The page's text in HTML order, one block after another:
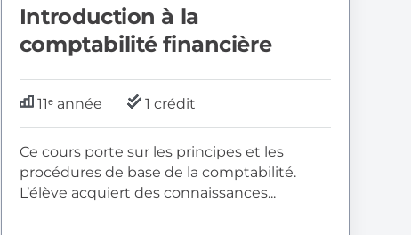
financière
Introduction à la
comptabilité financière
11ᵉ année 1 crédit
Ce cours porte sur les principes et les
procédures de base de la comptabilité.
L’élève acquiert des connaissances...